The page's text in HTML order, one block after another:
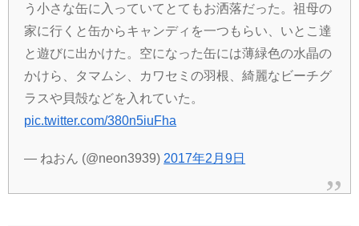
う小さな缶に入っていてとてもお洒落だった。祖母の
家に行くと缶からキャンディを一つもらい、いとこ達
と遊びに出かけた。空になった缶には薄緑色の水晶の
かけら、タマムシ、カワセミの羽根、綺麗なビーチグ
ラスや貝殻などを入れていた。
pic.twitter.com/380n5iuFha
— ねおん (@neon3939) 2017年2月9日